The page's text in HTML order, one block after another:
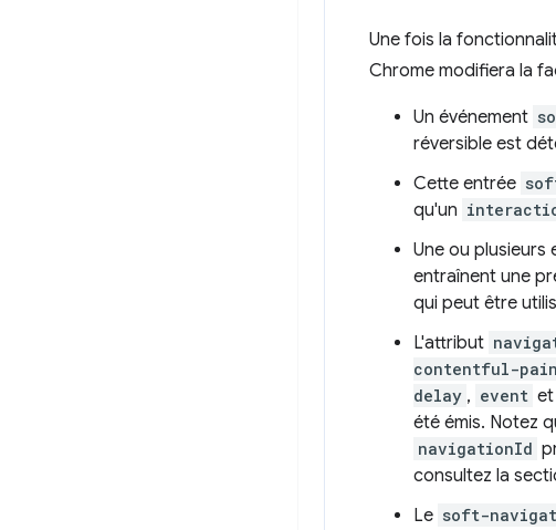
Une fois la
Chrome modifiera la
Un événement
réversible est
Cette entrée
qu'un
Une ou plusieurs
entraînent une
qui peut être
L'attribut
contentful-
delay , event et
été émis. Notez
navigationId
consultez la
Le soft-